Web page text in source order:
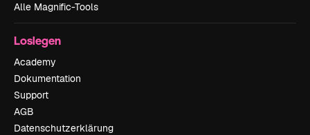
Alle Magnific-Tools
Loslegen
Academy
Dokumentation
Support
AGB
Datenschutzerklärung